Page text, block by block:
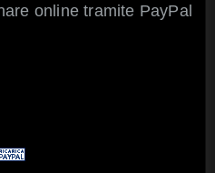
online tramite PayPal